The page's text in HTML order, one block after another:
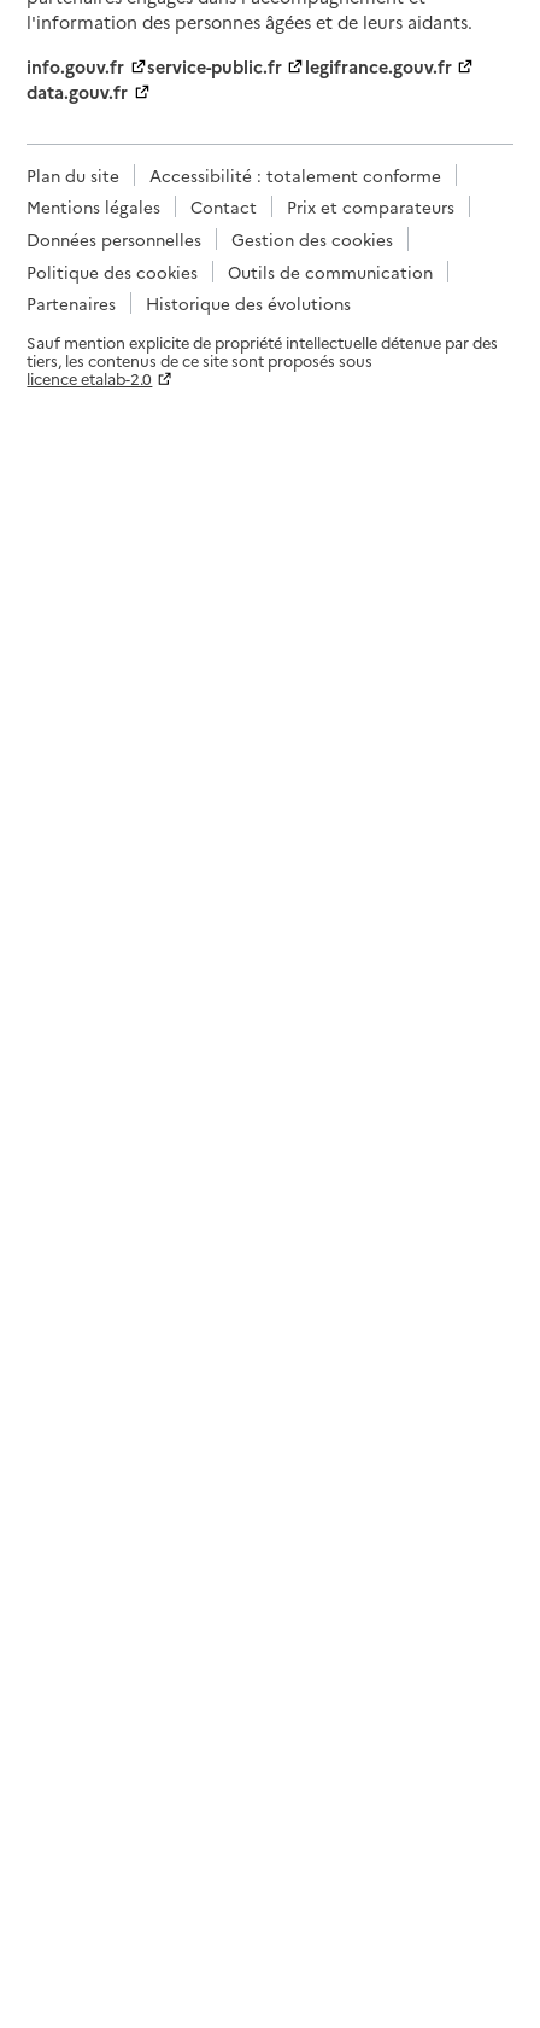
l'information des personnes âgées et de leurs aidants.
info.gouv.fr
service-public.fr
legifrance.gouv.fr
data.gouv.fr
Plan du site
Accessibilité : totalement conforme
Mentions légales
Contact
Prix et comparateurs
Données personnelles
Gestion des cookies
Politique des cookies
Outils de communication
Partenaires
Historique des évolutions
Sauf mention explicite de propriété intellectuelle détenue par des
tiers, les contenus de ce site sont proposés sous
licence etalab-2.0